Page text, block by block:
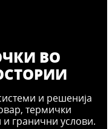
ВО
и решенија
термички
гранични услови.